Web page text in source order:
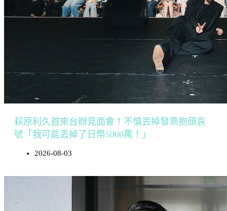
萩原利久首來台辦見面會！不慎丟掉發票抱頭哀
號「我可能丟掉了日幣5000萬！」
2026-08-03